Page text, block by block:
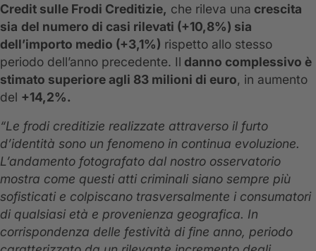
Credit sulle Frodi Creditizie, che rileva una crescita
sia del numero di casi rilevati (+10,8%) sia
dell’importo medio (+3,1%) rispetto allo stesso
periodo dell’anno precedente. Il danno complessivo è
stimato superiore agli 83 milioni di euro, in aumento
del +14,2%.
“Le frodi creditizie realizzate attraverso il furto
d’identità sono un fenomeno in continua evoluzione.
L’andamento fotografato dal nostro osservatorio
mostra come questi atti criminali siano sempre più
sofisticati e colpiscano trasversalmente i consumatori
di qualsiasi età e provenienza geografica. In
corrispondenza delle festività di fine anno, periodo